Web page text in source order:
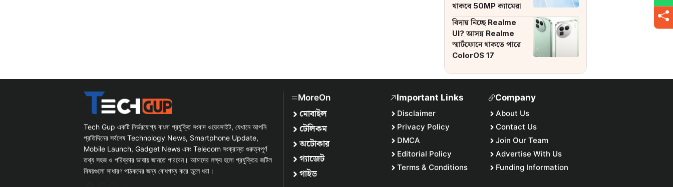
থাকবে 50MP ক্যামেরা
বিদায় নিচ্ছে Realme
UI? আসন্ন Realme
স্মার্টফোনে থাকতে পারে
ColorOS 17
Tech Gup একটি নির্ভরযোগ্য বাংলা প্রযুক্তি সংবাদ ওয়েবসাইট, যেখানে আপনি
প্রতিদিনের সর্বশেষ Technology News, Smartphone Update,
Mobile Launch, Gadget News এবং Telecom সংক্রান্ত গুরুত্বপূর্ণ
তথ্য সহজ ও পরিষ্কার ভাষায় জানতে পারবেন। আমাদের লক্ষ্য হলো প্রযুক্তির জটিল
বিষয়গুলো সাধারণ পাঠকদের জন্য বোধগম্য করে তুলে ধরা।
MoreOn
মোবাইল
টেলিকম
অটোকার
গ্যাজেট
গাইড
Important Links
Disclaimer
Privacy Policy
DMCA
Editorial Policy
Terms & Conditions
Company
About Us
Contact Us
Join Our Team
Advertise With Us
Funding Information